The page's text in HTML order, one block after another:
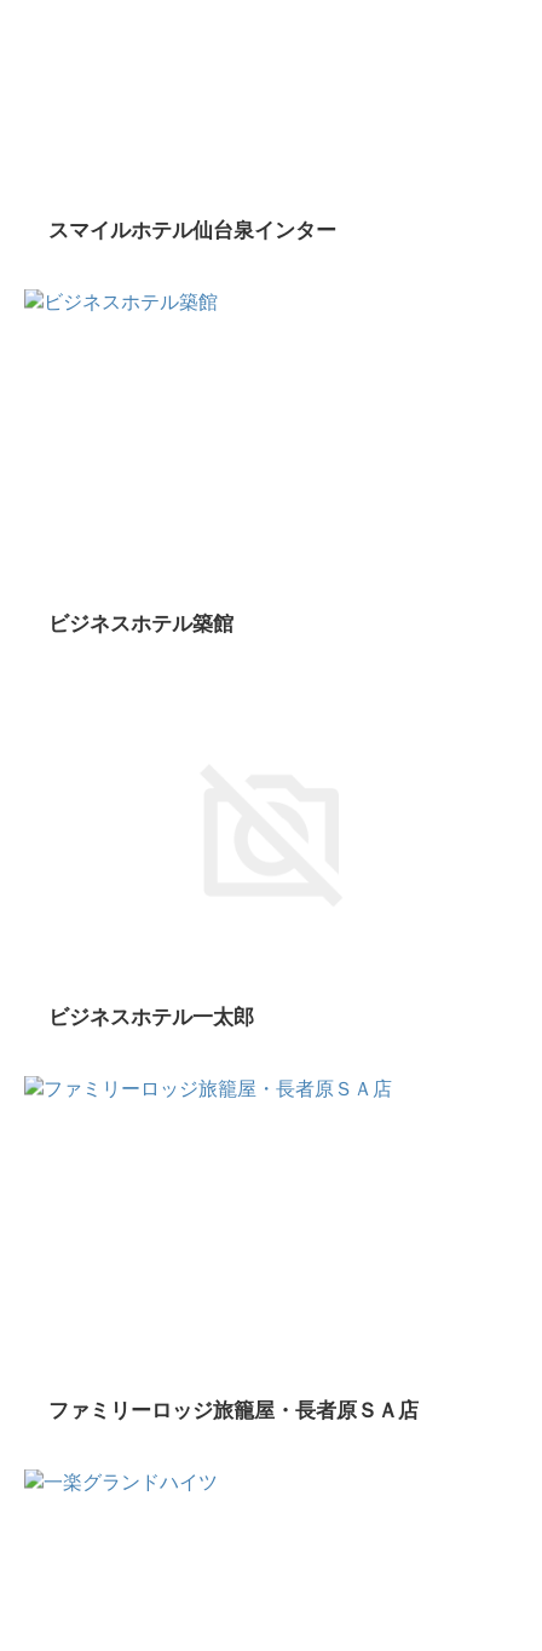
スマイルホテル仙台泉インター
ビジネスホテル築館
ビジネスホテル一太郎
ファミリーロッジ旅籠屋・長者原ＳＡ店